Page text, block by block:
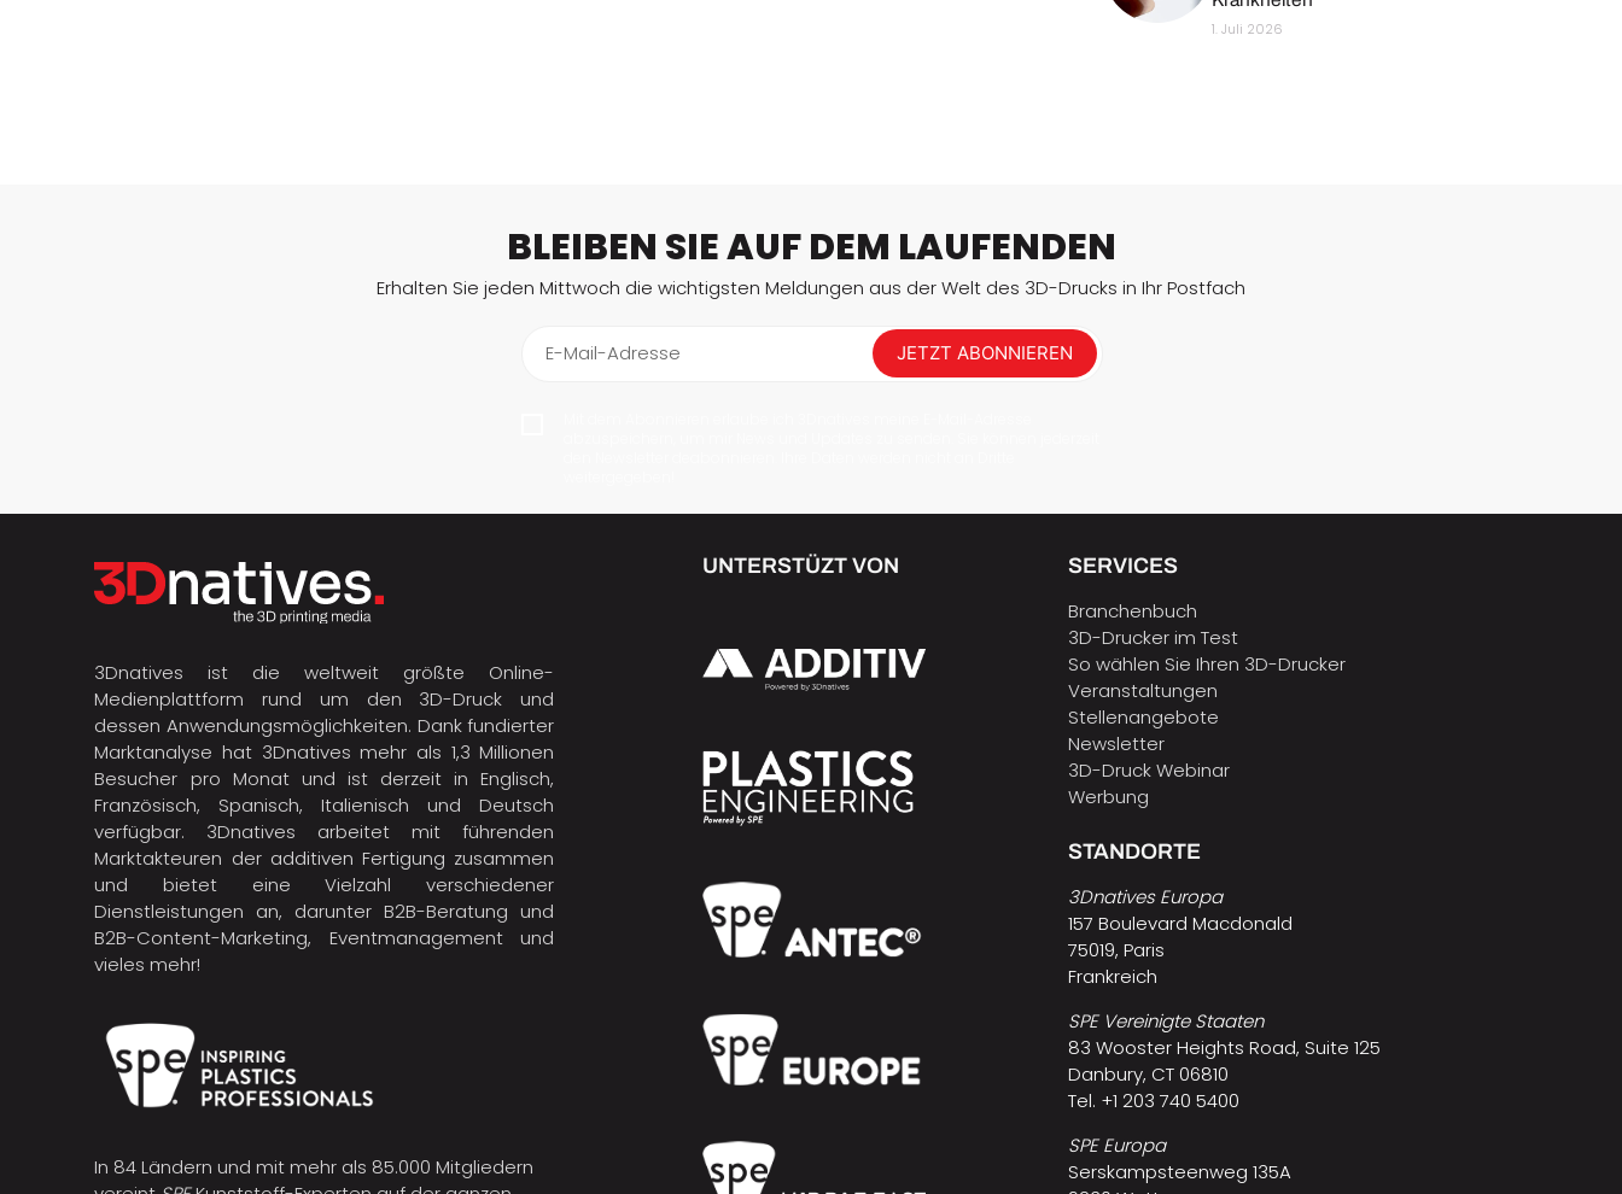
1. Juli 2026
BLEIBEN SIE AUF DEM LAUFENDEN
Erhalten Sie jeden Mittwoch die wichtigsten Meldungen aus der Welt des 3D-Drucks in Ihr Postfach
E-Mail-Adresse JETZT ABONNIEREN
3Dnatives ist die weltweit größte Online-
Medienplattform rund um den 3D-Druck und
dessen Anwendungsmöglichkeiten. Dank fundierter
Marktanalyse hat 3Dnatives mehr als 1,3 Millionen
Besucher pro Monat und ist derzeit in Englisch,
Französisch, Spanisch, Italienisch und Deutsch
verfügbar. 3Dnatives arbeitet mit führenden
Marktakteuren der additiven Fertigung zusammen
und bietet eine Vielzahl verschiedener
Dienstleistungen an, darunter B2B-Beratung und
B2B-Content-Marketing, Eventmanagement und
vieles mehr!
In 84 Ländern und mit mehr als 85.000 Mitgliedern
UNTERSTÜZT VON SERVICES
Branchenbuch
3D-Drucker im Test
So wählen Sie Ihren 3D-Drucker
Veranstaltungen
Stellenangebote
Newsletter
3D-Druck Webinar
Werbung
STANDORTE
3Dnatives Europa
157 Boulevard Macdonald
75019, Paris
Frankreich
SPE Vereinigte Staaten
83 Wooster Heights Road, Suite 125
Danbury, CT 06810
Tel. +1 203 740 5400
SPE Europa
Serskampsteenweg 135A